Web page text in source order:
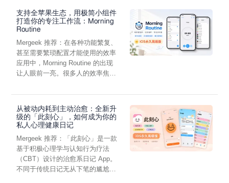
支持全苹果生态，用极简小组件
打造你的专注工作流：Morning
Routine
Mergeek 推荐：在各种功能繁复、
甚至需要繁琐配置才能使用的效率
应用中，Morning Routine 的出现
让人眼前一亮。很多人的效率焦
从被动内耗到主动治愈：全新升
级的「此刻心」，如何成为你的
私人心理健康日记
Mergeek 推荐：「此刻心」是一款
基于积极心理学与认知行为疗法
（CBT）设计的治愈系日记 App。
不同于传统日记无从下笔的尴尬，